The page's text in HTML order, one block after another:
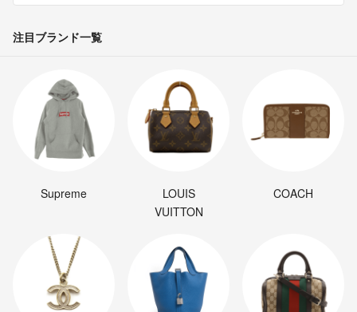
注目ブランド一覧
Supreme
LOUIS
VUITTON
COACH